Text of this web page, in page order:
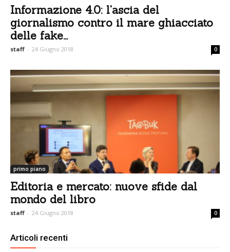
Informazione 4.0: l’ascia del
giornalismo contro il mare ghiacciato
delle fake...
staff - 24 Giugno 2018 0
primo piano
Editoria e mercato: nuove sfide dal
mondo del libro
staff - 24 Giugno 2018 0
Articoli recenti